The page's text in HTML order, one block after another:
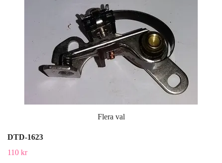
Flera val
DTD-1623
110 kr